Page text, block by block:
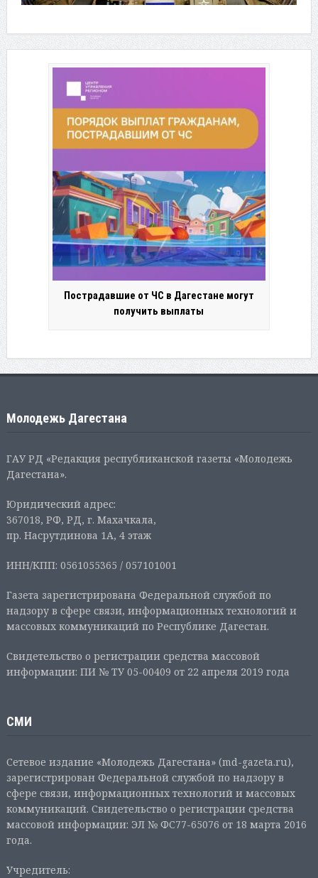
Пострадавшие от ЧС в Дагестане могут
получить выплаты
Молодежь Дагестана
ГАУ РД «Редакция республиканской газеты «Молодежь
Дагестана».
Юридический адрес:
367018, РФ, РД, г. Махачкала,
пр. Насрутдинова 1А, 4 этаж
ИНН/КПП: 0561055365 / 057101001
Газета зарегистрирована Федеральной службой по
надзору в сфере связи, информационных технологий и
массовых коммуникаций по Республике Дагестан.
Свидетельство о регистрации средства массовой
информации: ПИ № ТУ 05-00409 от 22 апреля 2019 года
СМИ
Сетевое издание «Молодежь Дагестана» (md-gazeta.ru),
зарегистрирован Федеральной службой по надзору в
сфере связи, информационных технологий и массовых
коммуникаций. Свидетельство о регистрации средства
массовой информации: ЭЛ № ФС77-65076 от 18 марта 2016
года.
Учредитель: